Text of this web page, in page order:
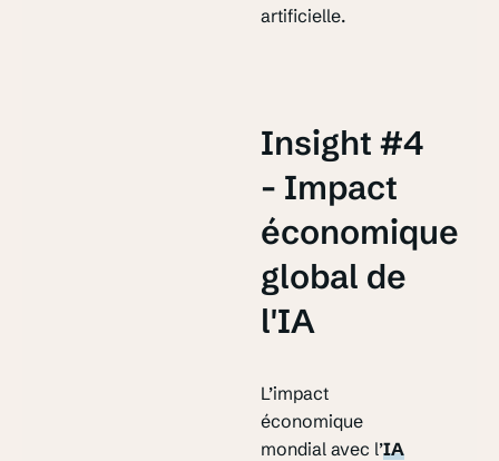
artificielle.
Insight #4
- Impact
économique
global de
l'IA
L’impact
économique
mondial avec l’IA